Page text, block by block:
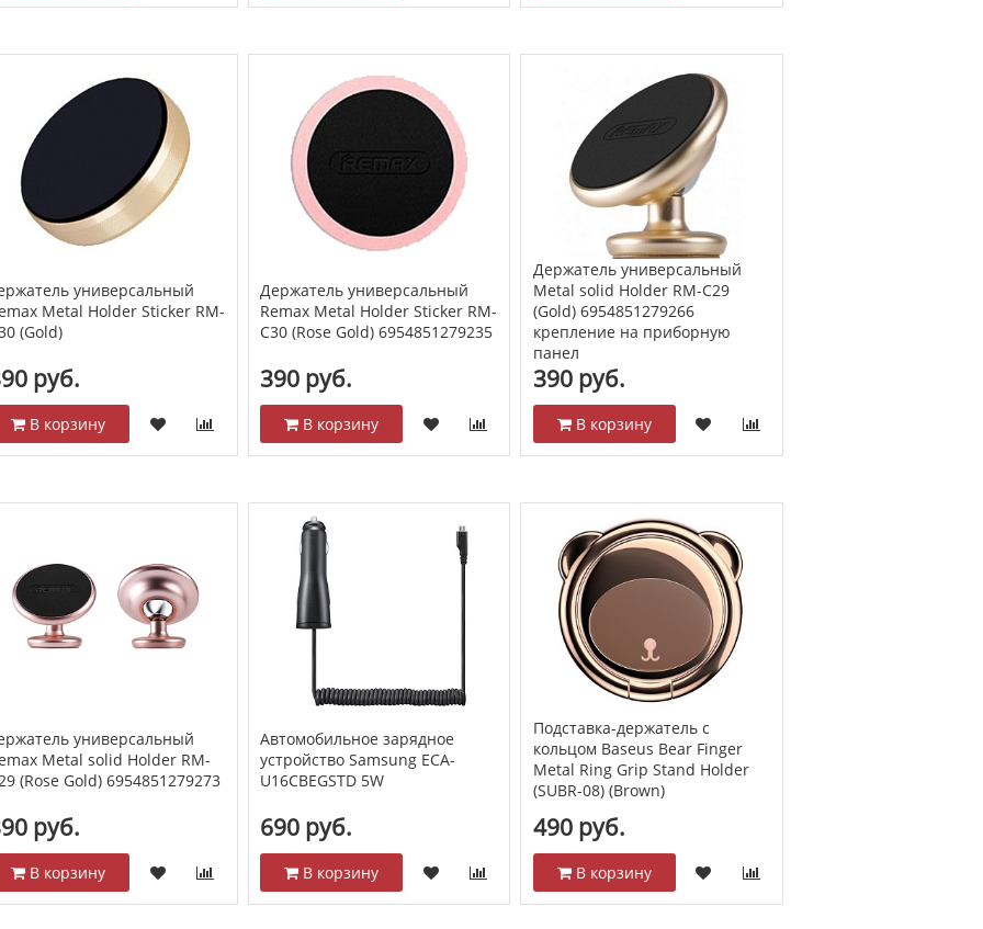
универсальный
Metal Holder Sticker RM-
(Gold)
руб.
В корзину
Держатель универсальный
Remax Metal Holder Sticker RM-
C30 (Rose Gold) 6954851279235
390 руб.
В корзину
Держатель универсальный
Metal solid Holder RM-C29
(Gold) 6954851279266
крепление на приборную
панел
390 руб.
В корзину
универсальный
Metal solid Holder RM-
(Rose Gold) 6954851279273
руб.
В корзину
Автомобильное зарядное
устройство Samsung ECA-
U16CBEGSTD 5W
690 руб.
В корзину
Подставка-держатель с
кольцом Baseus Bear Finger
Metal Ring Grip Stand Holder
(SUBR-08) (Brown)
490 руб.
В корзину